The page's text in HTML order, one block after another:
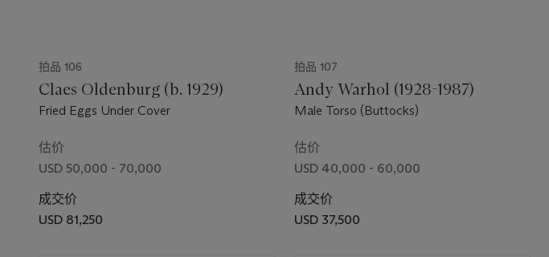
拍品 106
Claes Oldenburg (b. 1929)
Fried Eggs Under Cover
估价
USD 50,000 - 70,000
成交价
USD 81,250
拍品 107
Andy Warhol (1928-1987)
Male Torso (Buttocks)
估价
USD 40,000 - 60,000
成交价
USD 37,500